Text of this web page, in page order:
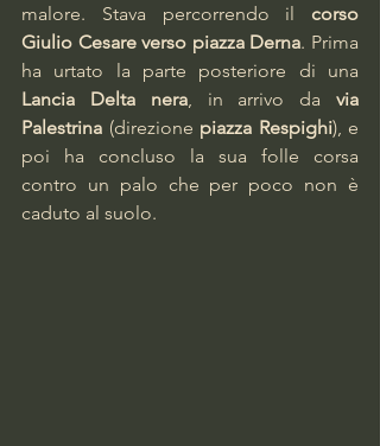
malore. Stava percorrendo il corso
Giulio Cesare verso piazza Derna. Prima
Lancia Delta nera, in arrivo da via
Palestrina (direzione piazza Respighi), e
poi ha concluso la sua folle corsa
contro un palo che per poco non è
caduto al suolo.